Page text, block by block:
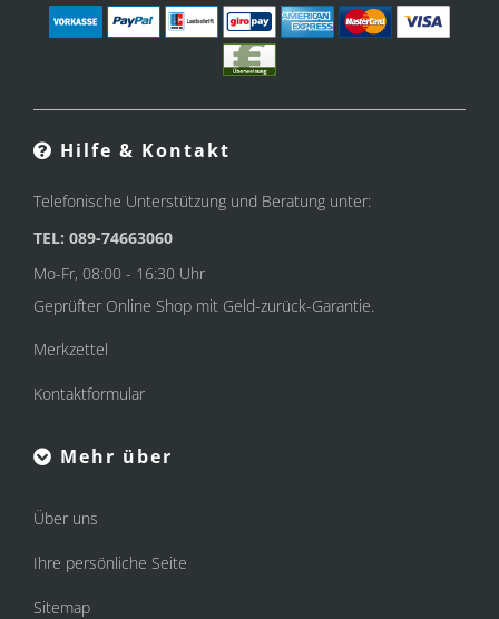
Hilfe & Kontakt
Telefonische Unterstützung und Beratung unter:
TEL: 089-74663060
Mo-Fr, 08:00 - 16:30 Uhr
Geprüfter Online Shop mit Geld-zurück-Garantie.
Merkzettel
Kontaktformular
Mehr über
Über uns
Ihre persönliche Seite
Sitemap